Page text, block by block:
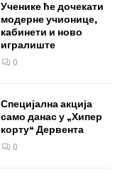
Ученике ће дочекати
модерне учионице,
кабинети и ново
игралиште
0
Специјална акција
само данас у „Хипер
корту“ Дервента
0